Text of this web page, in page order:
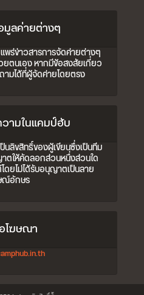
มูลค่ายต่างๆ
พร่ข่าวสารการจัดค่ายต่างๆ
ตนเอง หากมีข้อสงสัยเกี่ยว
มได้ที่ผู้จัดค่ายโดยตรง
ามในแคมป์ฮับ
นลิขสิทธิ์ของผู้เขียนซึ่งเป็นทีม
ตให้คัดลอกส่วนหนึ่งส่วนใด
ดยไม่ได้รับอนุญาตเป็นลาย
อักษร
โฆษณา